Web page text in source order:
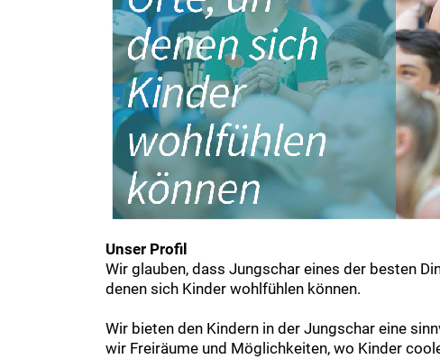
Unser Profil
Wir glauben, dass Jungschar eines der besten
denen sich Kinder wohlfühlen können.
Wir bieten den Kindern in der Jungschar eine
wir Freiräume und Möglichkeiten, wo Kinder